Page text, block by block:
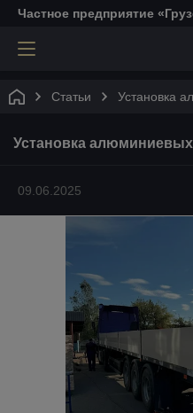
Частное предприятие
Статьи Установка
Установка
09.06.2025